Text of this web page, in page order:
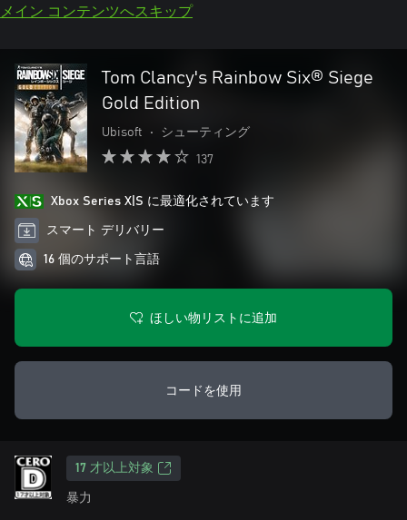
メイン コンテンツへスキップ
Tom Clancy's Rainbow Six® Siege
Gold Edition
Ubisoft • シューティング
137
Xbox Series X|S に最適化されています
スマート デリバリー
16 個のサポート言語
ほしい物リストに追加
コードを使用
17 才以上対象
暴力